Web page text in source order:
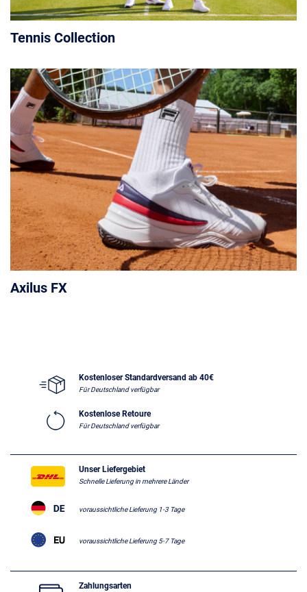
Tennis Collection
Axilus FX
Kostenloser Standardversand ab 40€
Für Deutschland verfügbar
Kostenlose Retoure
Für Deutschland verfügbar
Unser Liefergebiet
Schnelle Lieferung in mehrere Länder
voraussichtliche Lieferung 1-3 Tage
voraussichtliche Lieferung 5-7 Tage
Zahlungsarten